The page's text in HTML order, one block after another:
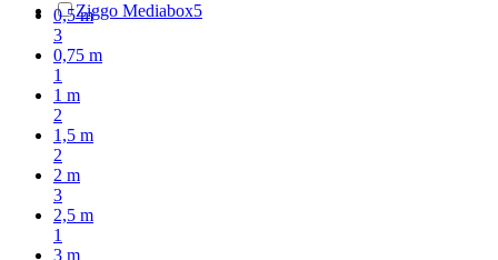
Ziggo Mediabox5
0,5 m
3
0,75 m
1
1 m
2
1,5 m
2
2 m
3
2,5 m
1
3 m